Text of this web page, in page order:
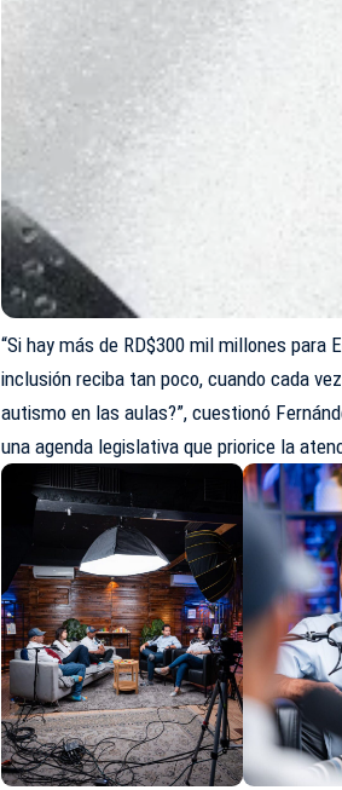
“Si hay más de RD$300 mil millones para
inclusión reciba tan poco, cuando cada
autismo en las aulas?”, cuestionó
una agenda legislativa que priorice la